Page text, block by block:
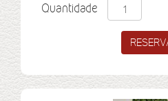
Quantidade